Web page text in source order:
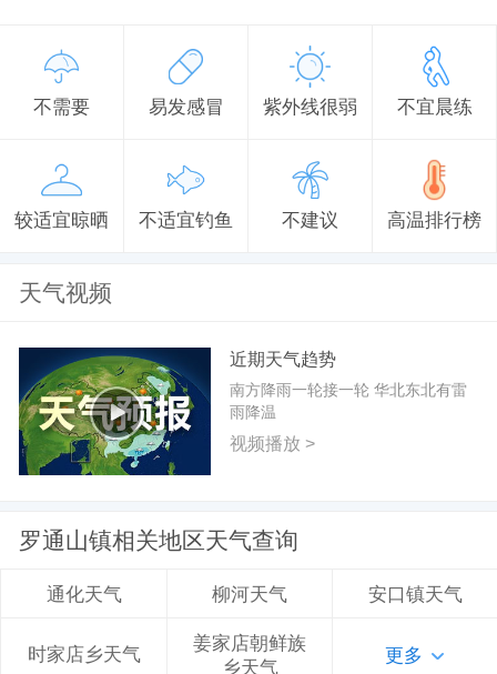
不需要 易发感冒 紫外线很弱 不宜晨练
较适宜晾晒 不适宜钓鱼 不建议 高温排行榜
天气视频
近期天气趋势
南方降雨一轮接一轮 华北东北有雷
雨降温
视频播放 >
罗通山镇相关地区天气查询
通化天气 柳河天气 安口镇天气
时家店乡天气
姜家店朝鲜族
乡天气
更多